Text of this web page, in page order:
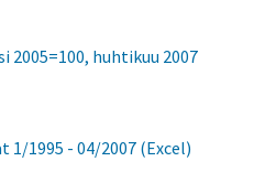
2005=100, huhtikuu 2007
1/1995 - 04/2007 (Excel)